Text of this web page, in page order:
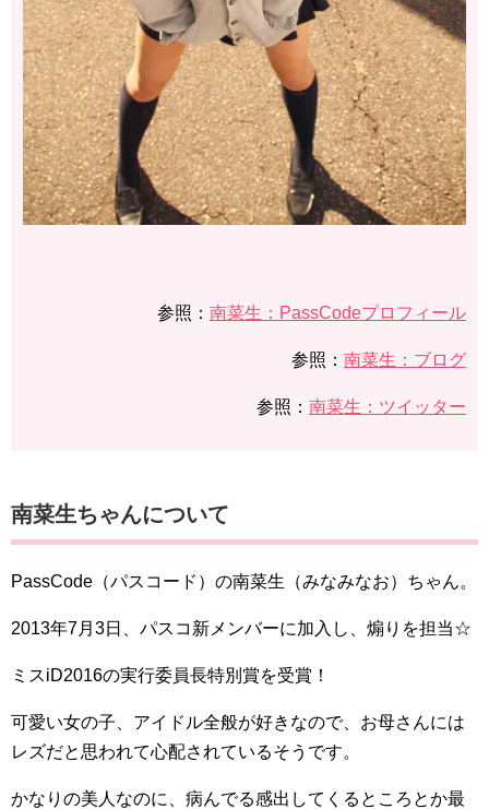
参照： 南菜生：PassCodeプロフィール
参照： 南菜生：ブログ
参照： 南菜生：ツイッター
南菜生ちゃんについて
PassCode（パスコード）の南菜生（みなみなお）ちゃん。
2013年7月3日、パスコ新メンバーに加入し、煽りを担当☆
ミスiD2016の実行委員長特別賞を受賞！
可愛い女の子、アイドル全般が好きなので、お母さんには
レズだと思われて心配されているそうです。
かなりの美人なのに、病んでる感出してくるところとか最